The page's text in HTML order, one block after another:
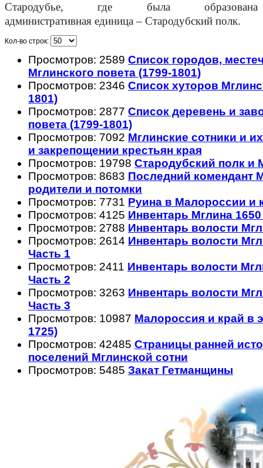
Стародубье, где была
административная единица – Стародубский полк.
Кол-во строк:
Просмотров: 2589 Список городов,
Мглинского повета (1799-1801)
Просмотров: 2346 Список хуторов
1801)
Просмотров: 2877 Список деревень и
повета (1799-1801)
Просмотров: 7092 Мглинские сотники и
и закрепощении крестьян края
Просмотров: 19798 Стародубский полк и
Просмотров: 8683 Последний комендант
родители и потомки
Просмотров: 7731 Руина в Малороссии и
Просмотров: 4125 Инвентарь Мглина 1650
Просмотров: 2788 Инвентарь волости
Просмотров: 2614 Инвентарь волости
Часть 1
Просмотров: 2411 Инвентарь волости
Часть 2
Просмотров: 3263 Инвентарь волости
Часть 3
Просмотров: 10987 Малороссия и край в
1725)
Просмотров: 42485 Страницы ранней
поселений Мглинской сотни
Просмотров: 5485 Закат Гетманщины